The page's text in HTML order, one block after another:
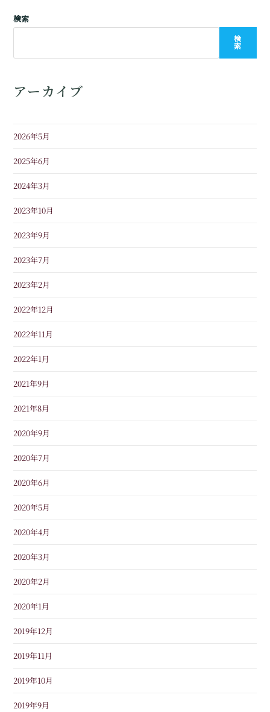
検索
検
索
アーカイブ
2026年5月
2025年6月
2024年3月
2023年10月
2023年9月
2023年7月
2023年2月
2022年12月
2022年11月
2022年1月
2021年9月
2021年8月
2020年9月
2020年7月
2020年6月
2020年5月
2020年4月
2020年3月
2020年2月
2020年1月
2019年12月
2019年11月
2019年10月
2019年9月